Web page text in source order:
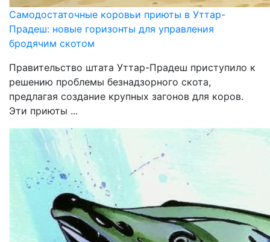
Самодостаточные коровьи приюты в Уттар-
Прадеш: новые горизонты для управления
бродячим скотом
Правительство штата Уттар-Прадеш приступило к
решению проблемы безнадзорного скота,
предлагая создание крупных загонов для коров.
Эти приюты ...